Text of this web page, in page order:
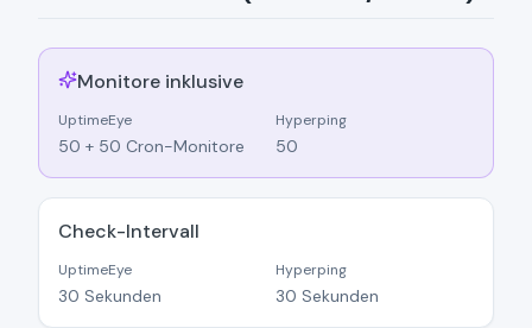
Monitore inklusive
UptimeEye
50 + 50 Cron-Monitore
Hyperping
50
Check-Intervall
UptimeEye
30 Sekunden
Hyperping
30 Sekunden